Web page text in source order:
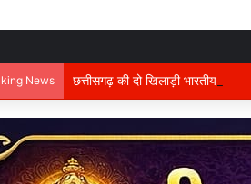
News